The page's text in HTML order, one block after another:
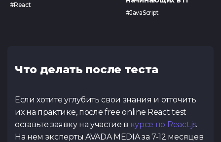
#React
#JavaScript
Что делать после теста
Если хотите углубить свои знания и отточить
их на практике, после free online React test
оставьте заявку на участие в курсе по React.js.
На нем эксперты AVADA MEDIA за 7-12 месяцев